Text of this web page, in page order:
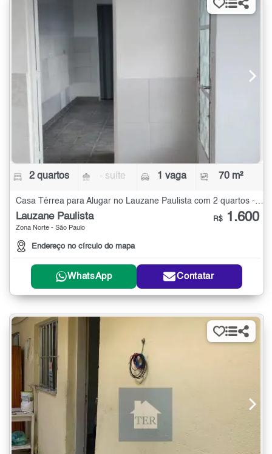
2 quartos - suíte 1 vaga 70 m²
Casa Térrea para Alugar no Lauzane Paulista com 2 quartos - 70 m²
Lauzane Paulista
Zona Norte - São Paulo
Endereço no círculo do mapa
R$ 1.600
WhatsApp Contatar